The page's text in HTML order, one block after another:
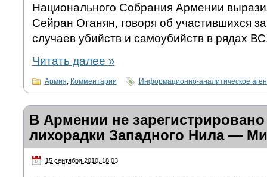
Национального Собрания Армении
Сейран Оганян, говоря об участившихся
случаев убийств и самоубийств в рядах
Читать далее »
Армия, Комментарии Информационно-аналитическое
В Армении не зарегистрировано
лихорадки Западного Нила —
15 сентября 2010, 18:03